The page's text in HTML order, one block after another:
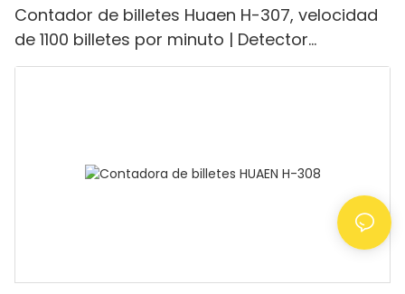
Contador de billetes Huaen H-307, velocidad
de 1100 billetes por minuto | Detector
UV/magnético/infrarrojo/falsificación,